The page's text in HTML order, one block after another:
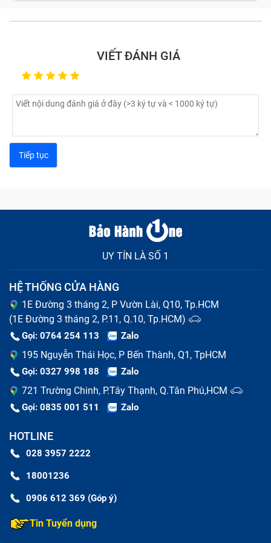
tiến hành vệ sinh và sửa chữa phần cứng. Trong
trường hợp bẹ cáp bị gãy, chúng tôi sẽ thay thế cáp
Một trường hợp nữa là màn hình xuất hiện các
thể thực hiện bất kỳ chức năng nào trên giao diện,
bạn cần phải thay màn hình máy tính bảng.
Nếu màn hình bị tê liệt do bị nhúng nước hoặc hoặc
ảnh hưởng các linh kiện khác.
Với những lỗi thường gặp này, hãy mang tới cơ sở
sửa chữa kỹ thuật viên sẽ giúp bạn khắc phục một
cách nhanh chóng nhất với quy trình thực hiện tiêu
chuẩn và những cam kết rõ ràng.
Nguyên nhân thay màn hình tablet bị
VIẾT ĐÁNH GIÁ
UY TÍN LÀ SỐ 1
HỆ THỐNG CỬA HÀNG
1E Đường 3 tháng 2, P Vườn Lài, Q10, Tp.HCM
(1E Đường 3 tháng 2, P.11, Q.10, Tp.HCM)
Gọi: 0764 254 113 Zalo
195 Nguyễn Thái Học, P Bến Thành, Q1, TpHCM
Gọi: 0327 998 188 Zalo
721 Trường Chinh, P.Tây Thạnh, Q.Tân Phú,HCM
Gọi: 0835 001 511 Zalo
HOTLINE
028 3957 2222
18001236
0906 612 369 (Góp ý)
Tin Tuyển dụng